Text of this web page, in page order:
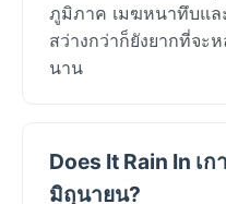
ภูมิภาค เมฆหนาทึบแ
สว่างกว่าก็ยังยากที่จ
นาน
Does It Rain In เ
มิถุนายน?